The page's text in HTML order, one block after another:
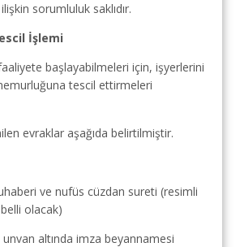
sorumluluk saklıdır.
İşlemi
başlayabilmeleri için, işyerlerini
tescil ettirmeleri
evraklar aşağıda belirtilmiştir.
ve nufüs cüzdan sureti (resimli
olacak)
altında imza beyannamesi